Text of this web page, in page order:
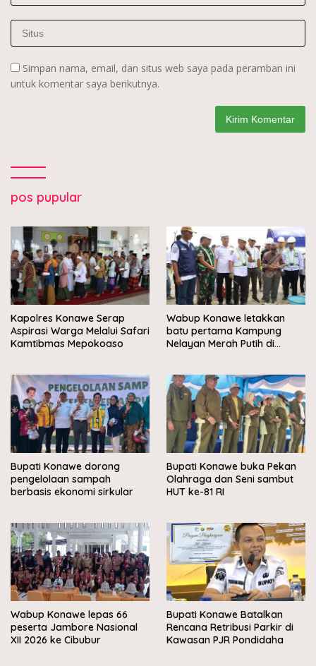
Simpan nama, email, dan situs web saya pada peramban ini
untuk komentar saya berikutnya.
pos pupular
Kapolres Konawe Serap
Aspirasi Warga Melalui Safari
Kamtibmas Mepokoaso
Wabup Konawe letakkan
batu pertama Kampung
Nelayan Merah Putih di
Bupati Konawe dorong
pengelolaan sampah
berbasis ekonomi sirkular
Bupati Konawe buka Pekan
Olahraga dan Seni sambut
HUT ke-81 RI
Wabup Konawe lepas 66
peserta Jambore Nasional
XII 2026 ke Cibubur
Bupati Konawe Batalkan
Rencana Retribusi Parkir di
Kawasan PJR Pondidaha